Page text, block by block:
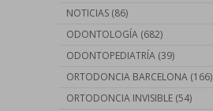
NOTICIAS (86)
ODONTOLOGÍA (682)
ODONTOPEDIATRÍA (39)
ORTODONCIA BARCELONA (166)
ORTODONCIA INVISIBLE (54)